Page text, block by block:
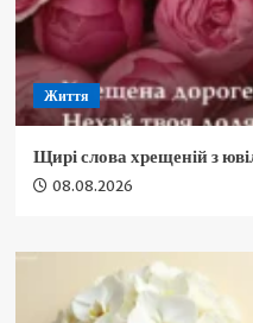
Життя
Щирі слова хрещеній з
08.08.2026